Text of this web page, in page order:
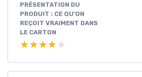
PRÉSENTATION DU
PRODUIT : CE QU’ON
REÇOIT VRAIMENT DANS
LE CARTON
★★★★★
★★★★★